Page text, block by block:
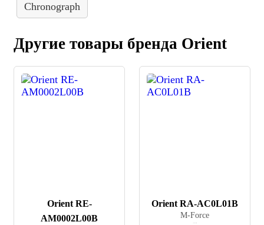
Chronograph
Другие товары бренда Orient
Orient RE-
AM0002L00B
Orient RA-AC0L01B
M-Force